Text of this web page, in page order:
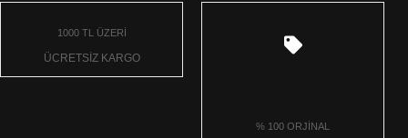
1000 TL ÜZERİ
ÜCRETSİZ KARGO
% 100 ORJİNAL